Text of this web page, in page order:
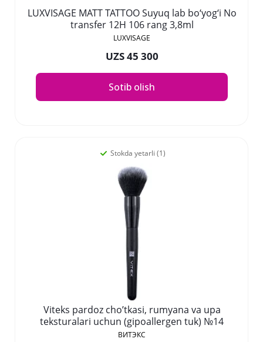
LUXVISAGE MATT TATTOO Suyuq lab bo‘yog‘i No
transfer 12H 106 rang 3,8ml
LUXVISAGE
UZS 45 300
Sotib olish
Stokda yetarli (1)
Viteks pardoz cho’tkasi, rumyana va upa
teksturalari uchun (gipoallergen tuk) №14
ВИТЭКС